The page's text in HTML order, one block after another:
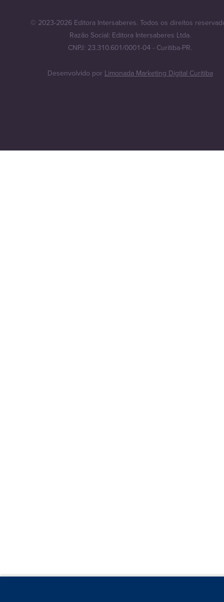
© 2023-2026 Editora Intersaberes. Todos os direitos
Razão Social: Editora Intersaberes Ltda.
CNPJ: 23.310.601/0001-04 - Curitiba-PR.
Desenvolvido porLimonada Marketing Digital Curitiba